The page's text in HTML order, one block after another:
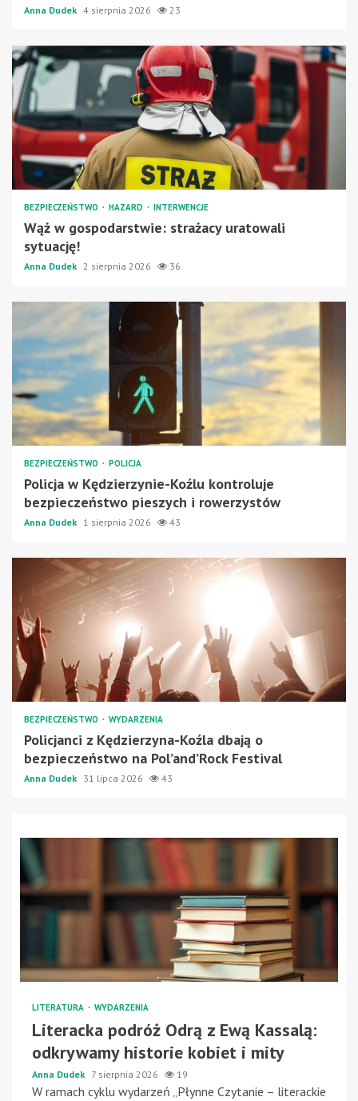
Anna Dudek 4 sierpnia 2026 23
BEZPIECZEŃSTWO HAZARD INTERWENCJE
Wąż w gospodarstwie: strażacy uratowali
sytuację!
Anna Dudek 2 sierpnia 2026 36
BEZPIECZEŃSTWO POLICJA
Policja w Kędzierzynie-Koźlu kontroluje
bezpieczeństwo pieszych i rowerzystów
Anna Dudek 1 sierpnia 2026 43
BEZPIECZEŃSTWO WYDARZENIA
Policjanci z Kędzierzyna-Koźla dbają o
bezpieczeństwo na Pol’and’Rock Festival
Anna Dudek 31 lipca 2026 43
LITERATURA WYDARZENIA
Literacka podróż Odrą z Ewą Kassalą:
odkrywamy historie kobiet i mity
Anna Dudek 7 sierpnia 2026 19
W ramach cyklu wydarzeń „Płynne Czytanie – literackie